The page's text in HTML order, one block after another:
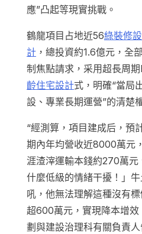
應”凸起等現實挑戰。
鶴龍項目占地近56綠裝修
計 ，總投資約1.6億元，全
制焦點請求，采用超長周
齡住宅設計式，明確“當局
設、專業長期運營”的清楚
“經測算，項目建成后，預
期內年均營收近8000萬元
涯渣滓運輸本錢約270萬元
什麼低級的情緒干擾！」
吼，他無法理解這種沒有
超600萬元，實現降本增效
劃與建設治理科有關負責人